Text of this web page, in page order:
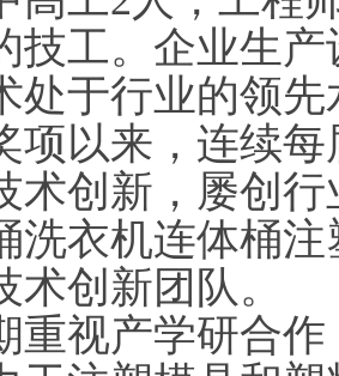
技工。企业生
处于行业的领
项以来，连续
术创新，屡创
洗衣机连体桶
术创新团队。
重视产学研合